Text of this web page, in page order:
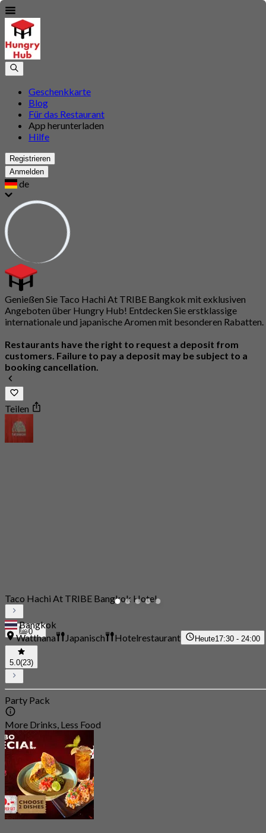
Geschenkkarte
Blog
Für das Restaurant
App herunterladen
Hilfe
Registrieren
Anmelden
de
Genießen Sie Taco Hachi At TRIBE Bangkok mit exklusiven
Angeboten über Hungry Hub! Entdecken Sie erstklassige
internationale und japanische Aromen mit besonderen Rabatten.
Restaurants have the right to request a deposit from
customers. Failure to pay a deposit may be subject to a
booking cancellation.
Teilen
0
Taco Hachi At TRIBE Bangkok Hotel
Bangkok
Watthana
Japanisch Hotelrestaurant Heute17:30 - 24:00
5.0(23)
Party Pack
More Drinks, Less Food